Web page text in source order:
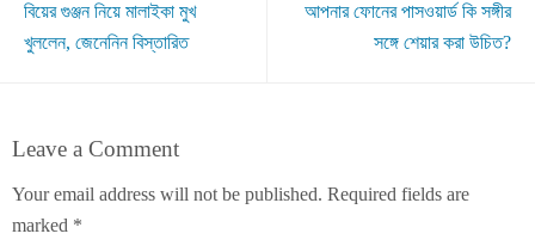
বিয়ের গুঞ্জন নিয়ে মালাইকা মুখ
খুললেন, জেনেনিন বিস্তারিত
আপনার ফোনের পাসওয়ার্ড কি সঙ্গীর
সঙ্গে শেয়ার করা উচিত?
Leave a Comment
Your email address will not be published. Required fields are
marked *